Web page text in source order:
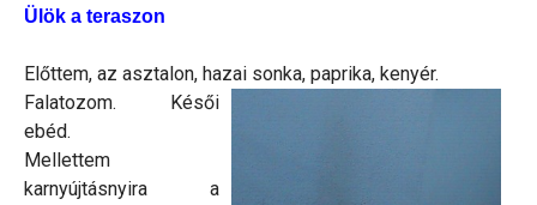
Ülök a teraszon
Előttem, az asztalon, hazai sonka, paprika, kenyér.
Falatozom. Késői
ebéd.
Mellettem
karnyújtásnyira a